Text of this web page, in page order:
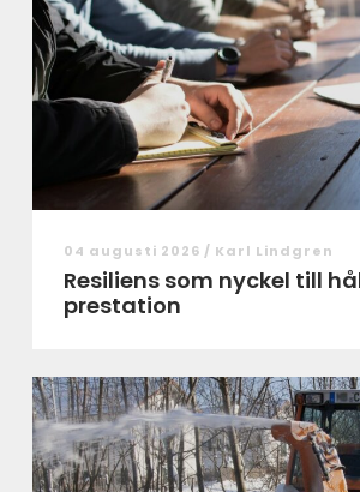
04 augusti 2026 / Karl Lindgren
Resiliens som nyckel till
prestation